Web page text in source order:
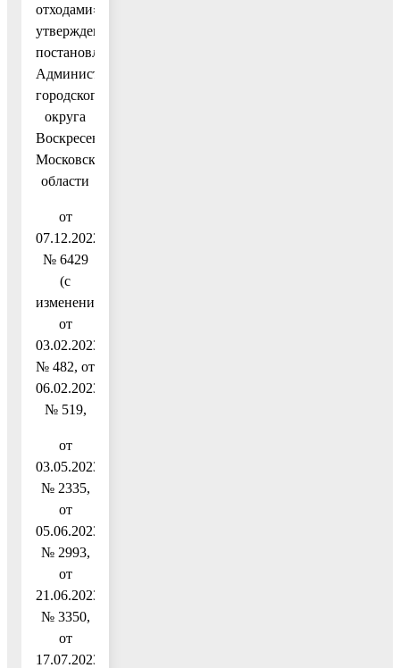
отходами»,
утвержденную
постановлением
Администрации
городского
округа
Воскресенск
Московской
области
от
07.12.2022
№ 6429
(с
изменениями
от
03.02.2023
№ 482, от
06.02.2023
№ 519,
от
03.05.2023
№ 2335,
от
05.06.2023
№ 2993,
от
21.06.2023
№ 3350,
от
17.07.2023